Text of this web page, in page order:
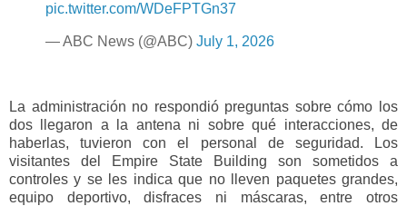
pic.twitter.com/WDeFPTGn37
— ABC News (@ABC) July 1, 2026
La administración no respondió preguntas sobre cómo los
dos llegaron a la antena ni sobre qué interacciones, de
haberlas, tuvieron con el personal de seguridad. Los
visitantes del Empire State Building son sometidos a
controles y se les indica que no lleven paquetes grandes,
equipo deportivo, disfraces ni máscaras, entre otros